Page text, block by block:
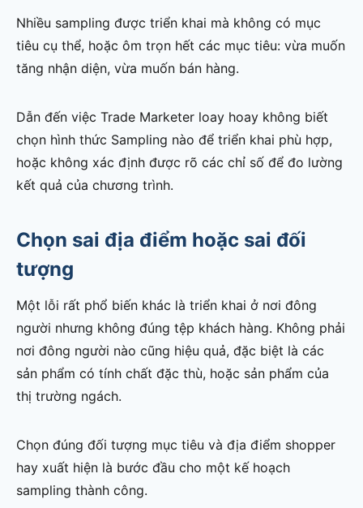
Nhiều sampling được triển khai mà không có mục
tiêu cụ thể, hoặc ôm trọn hết các mục tiêu: vừa muốn
tăng nhận diện, vừa muốn bán hàng.
Dẫn đến việc Trade Marketer loay hoay không biết
chọn hình thức Sampling nào để triển khai phù hợp,
hoặc không xác định được rõ các chỉ số để đo lường
kết quả của chương trình.
Chọn sai địa điểm hoặc sai đối
tượng
Một lỗi rất phổ biến khác là triển khai ở nơi đông
người nhưng không đúng tệp khách hàng. Không phải
nơi đông người nào cũng hiệu quả, đặc biệt là các
sản phẩm có tính chất đặc thù, hoặc sản phẩm của
thị trường ngách.
Chọn đúng đối tượng mục tiêu và địa điểm shopper
hay xuất hiện là bước đầu cho một kế hoạch
sampling thành công.